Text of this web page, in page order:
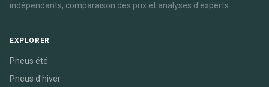
indépendants, comparaison des prix et analyses d'experts.
EXPLORER
Pneus été
Pneus d'hiver